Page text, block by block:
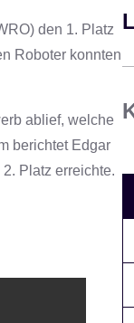
den 1. Platz
Roboter konnten
ablief, welche
berichtet Edgar
Platz erreichte.